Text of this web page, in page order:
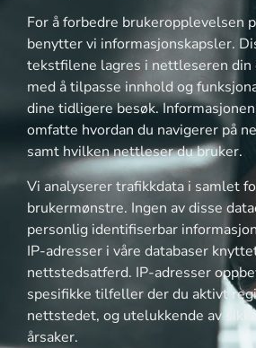
For å forbedre brukeropplevelsen
benytter vi informasjonskapsler.
tekstfilene lagres i nettleseren din
med å tilpasse innhold og
dine tidligere besøk.
omfatte hvordan du navigerer på
samt hvilken nettleser du bruker.
Vi analyserer trafikkdata i samlet
brukermønstre. Ingen av disse
personlig identifiserbar
IP-adresser i våre databaser
nettstedsatferd. IP-adresser
spesifikke tilfeller der du aktivt
nettstedet, og utelukkende av
årsaker.